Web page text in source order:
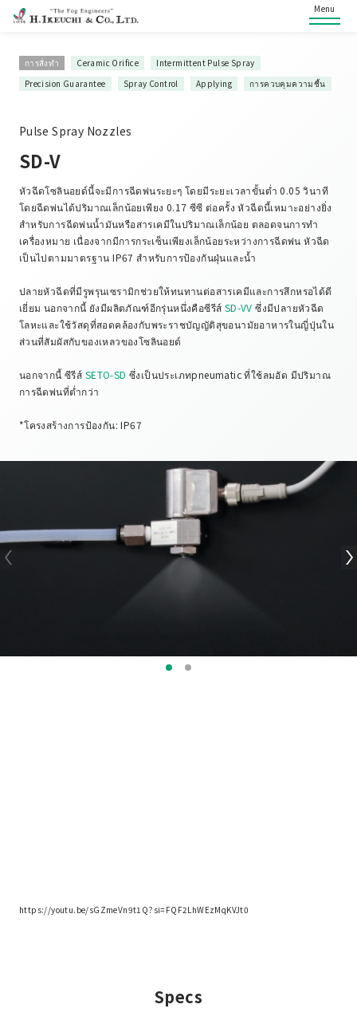
Menu
การสั่งทำ Ceramic Orifice
Intermittent Pulse Spray
Precision Guarantee
Spray Control Applying การควบคุมความชื้น
Pulse Spray Nozzles
SD-V
หัวฉีดโซลินอยด์นี้จะมีการฉีดพ่นระยะๆ โดยมีระยะเวลาขั้นต่ำ 0.05 วินาที
โดยฉีดพ่นได้ปริมาณเล็กน้อยเพียง 0.17 ซีซี ต่อครั้ง หัวฉีดนี้เหมาะอย่างยิ่ง
สำหรับการฉีดพ่นน้ำมันหรือสารเคมีในปริมาณเล็กน้อย ตลอดจนการทำ
เครื่องหมาย เนื่องจากมีการกระเซ็นเพียงเล็กน้อยระหว่างการฉีดพ่น หัวฉีด
เป็นไปตามมาตรฐาน IP67 สำหรับการป้องกันฝุ่นและน้ำ
ปลายหัวฉีดที่มีรูพรุนเซรามิกช่วยให้ทนทานต่อสารเคมีและการสึกหรอได้ดี
เยี่ยม นอกจากนี้ ยังมีผลิตภัณฑ์อีกรุ่นหนึ่งคือซีรีส์ SD-VV ซึ่งมีปลายหัวฉีด
โลหะและใช้วัสดุที่สอดคล้องกับพระราชบัญญัติสุขอนามัยอาหารในญี่ปุ่นใน
ส่วนที่สัมผัสกับของเหลวของโซลินอยด์
นอกจากนี้ ซีรีส์ SETO-SD ซึ่งเป็นประเภทpneumatic ที่ใช้ลมอัด มีปริมาณ
การฉีดพ่นที่ต่ำกว่า
*โครงสร้างการป้องกัน: IP67
https://youtu.be/sGZmeVn9t1Q?si=FQF2LhWEzMqKVJt0
Specs